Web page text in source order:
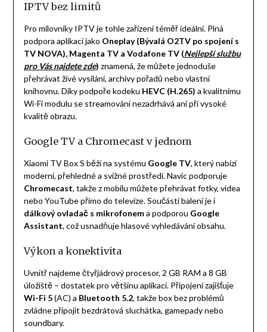
IPTV bez limitů
Pro milovníky IPTV je tohle zařízení téměř ideální. Plná
podpora aplikací jako Oneplay (Bývalá O2TV po spojení s
TV NOVA), Magenta TV a Vodafone TV (Nejlepší službu
pro Vás najdete zde) znamená, že můžete jednoduše
přehrávat živé vysílání, archivy pořadů nebo vlastní
knihovnu. Díky podpoře kodeku HEVC (H.265) a kvalitnímu
Wi-Fi modulu se streamování nezadrhává ani při vysoké
kvalitě obrazu.
Google TV a Chromecast v jednom
Xiaomi TV Box S běží na systému Google TV, který nabízí
moderní, přehledné a svižné prostředí. Navíc podporuje
Chromecast, takže z mobilu můžete přehrávat fotky, videa
nebo YouTube přímo do televize. Součástí balení je i
dálkový ovladač s mikrofonema podporou Google
Assistant, což usnadňuje hlasové vyhledávání obsahu.
Výkon a konektivita
Uvnitř najdeme čtyřjádrový procesor, 2 GB RAM a 8 GB
úložiště – dostatek pro většinu aplikací. Připojení zajišťuje
Wi-Fi 5(AC) a Bluetooth 5.2, takže box bez problémů
zvládne připojit bezdrátová sluchátka, gamepady nebo
soundbary.